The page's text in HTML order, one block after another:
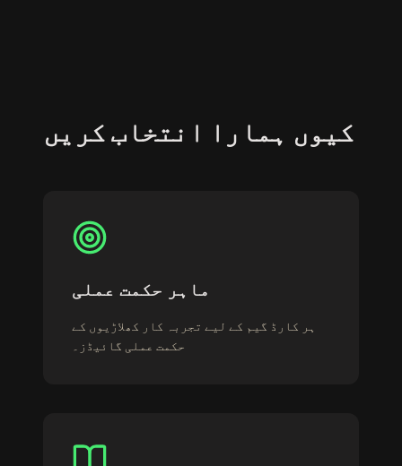
کیوں ہمارا انتخاب کریں
ماہر حکمت عملی
ہر کارڈ گیم کے لیے تجربہ کار کھلاڑیوں کے
حکمت عملی گائیڈز۔